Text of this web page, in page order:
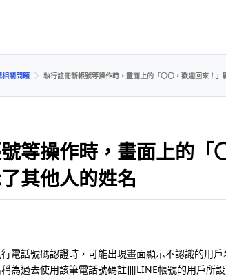
相關問題 執行註冊新帳號等操作時，畫面上的「〇〇，歡迎回來！」
等操作時，畫面上的「
其他人的姓名
電話號碼認證時，可能出現畫面顯示不認識的用戶
為過去使用該筆電話號碼註冊LINE帳號的用戶所設